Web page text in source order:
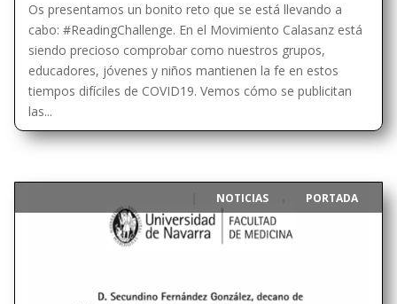
Os presentamos un bonito reto que se está llevando a
cabo: #ReadingChallenge. En el Movimiento Calasanz está
siendo precioso comprobar como nuestros grupos,
educadores, jóvenes y niños mantienen la fe en estos
tiempos difíciles de COVID19. Vemos cómo se publicitan
las...
NOTICIAS PORTADA